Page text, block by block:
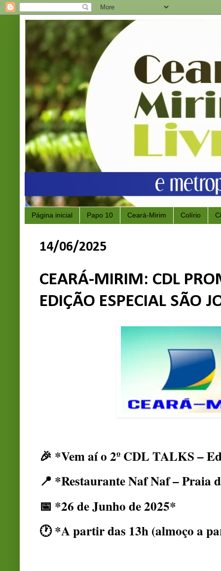
Página inicial Papo 10 Ceará-Mirim Colírio
14/06/2025
CEARÁ-MIRIM: CDL
EDIÇÃO ESPECIAL SÃO
🎉 *Vem aí o 2º CDL TALKS –
📍 *Restaurante Naf Naf – Praia
📅 *26 de Junho de 2025*
🕐 *A partir das 13h (almoço a